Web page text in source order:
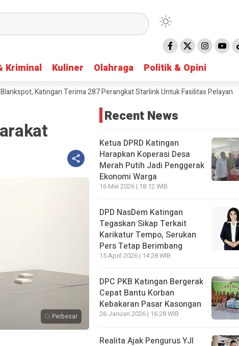
Kriminal Kuliner Olahraga Politik & Opini
Kriminal Kuliner Olahraga Politik & Opini
Katingan Terima 287 Perangkat Starlink Untuk Fasilitas Pelayanan Publik
Perbesar
Recent News
Ketua DPRD Katingan
Harapkan Koperasi Desa
Merah Putih Jadi Penggerak
Ekonomi Warga
16 Mei 2026 | 18:12 WIB
DPD NasDem Katingan
Tegaskan Sikap Terkait
Karikatur Tempo, Serukan
Pers Tetap Berimbang
15 April 2026 | 14:28 WIB
DPC PKB Katingan Bergerak
Cepat Bantu Korban
Kebakaran Pasar Kasongan
26 Januari 2026 | 16:28 WIB
Realita Ajak Pengurus YJI